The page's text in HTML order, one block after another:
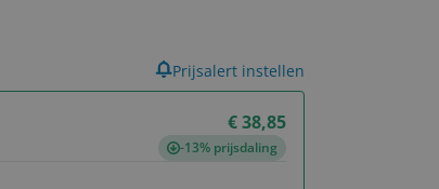
€ 38,85
-13% prijsdaling
Prijsalert instellen